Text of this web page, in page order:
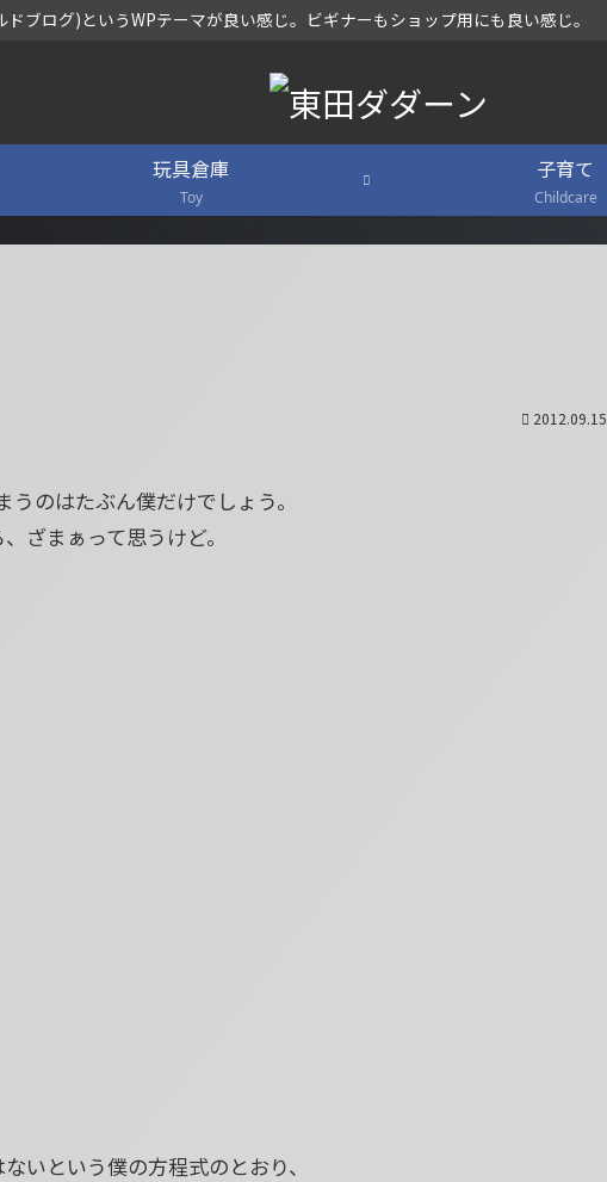
ドブログ)というWPテーマが良い感じ。ビギナーもショップ用にも良い感じ。
玩具倉庫
Toy
子育て
Childcare
2012.09.15
のはたぶん僕だけでしょう。
ざまぁって思うけど。
いという僕の方程式のとおり、